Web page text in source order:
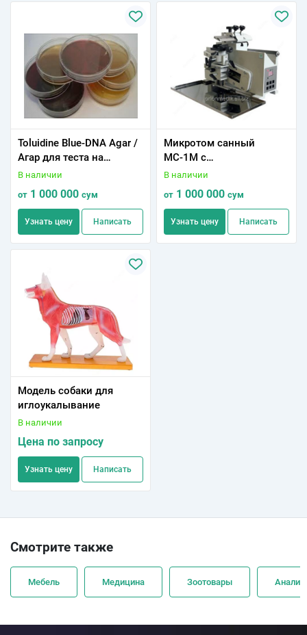
Toluidine Blue-DNA Agar /
Агар для теста на
ДНКазу с толуидиновым
В наличии
от 1 000 000 сум
Узнать цену Написать
Микротом санный
МС-1М с
замораживающим
В наличии
от 1 000 000 сум
Узнать цену Написать
Модель собаки для
иглоукалывание
В наличии
Цена по запросу
Узнать цену Написать
Смотрите также
Мебель Медицина Зоотовары